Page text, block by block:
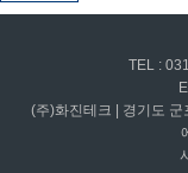
TEL :
(주)화진테크 | 경기도